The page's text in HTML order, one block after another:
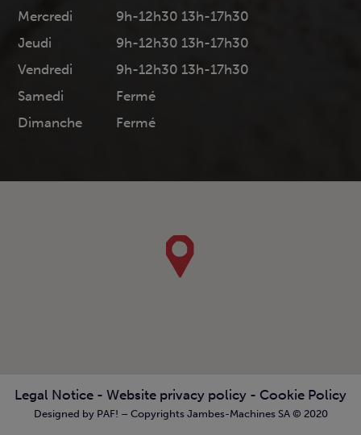
Mercredi
9h-12h30 13h-17h30
Jeudi
9h-12h30 13h-17h30
Vendredi
9h-12h30 13h-17h30
Samedi
Fermé
Dimanche
Fermé
Legal Notice - Website privacy policy - Cookie Policy
Designed by PAF! – Copyrights Jambes-Machines SA © 2020